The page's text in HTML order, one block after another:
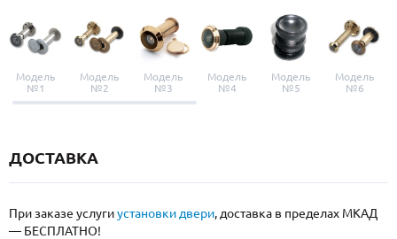
Модель
№1
Модель
№2
Модель
№3
Модель
№4
Модель
№5
Модель
№6
ДОСТАВКА
При заказе услугиустановки двери, доставка в пределах МКАД
— БЕСПЛАТНО!